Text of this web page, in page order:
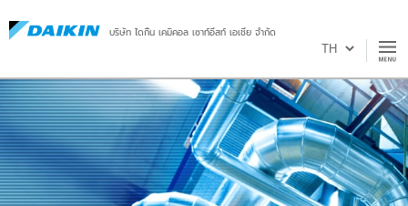
บริษัท ไดกิ้น เคมิคอล เซาท์อีสท์ เอเชีย จำกัด